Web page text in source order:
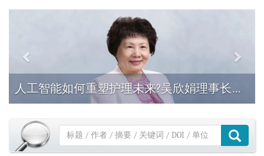
人工智能如何重塑护理未来?吴欣娟理事长深度解读｜护理领军者论坛首期上线